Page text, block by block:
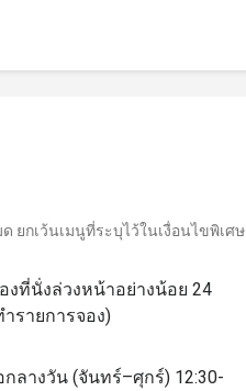
ยกเว้นเมนูที่ระบุไว้ในเงื่อนไขพิเศษ
ที่นั่งล่วงหน้าอย่างน้อย 24
รายการจอง)
ลางวัน (จันทร์–ศุกร์) 12:30-